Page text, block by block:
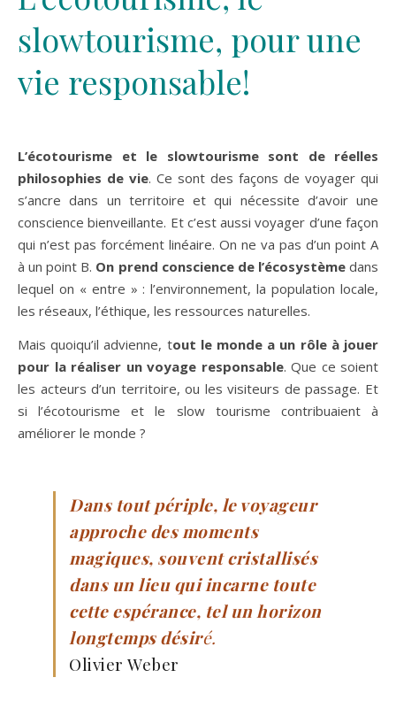
slowtourisme, pour une
vie responsable!
L’écotourisme et le slowtourisme sont de réelles
philosophies de vie. Ce sont des façons de voyager qui
s’ancre dans un territoire et qui nécessite d’avoir une
conscience bienveillante. Et c’est aussi voyager d’une façon
qui n’est pas forcément linéaire. On ne va pas d’un point A
à un point B. On prend conscience de l’écosystèmedans
lequel on « entre » : l’environnement, la population locale,
les réseaux, l’éthique, les ressources naturelles.
Mais quoiqu’il advienne, tout le monde a un rôle à jouer
pour la réaliser un voyage responsable. Que ce soient
les acteurs d’un territoire, ou les visiteurs de passage. Et
si l’écotourisme et le slow tourisme contribuaient à
améliorer le monde ?
Dans tout périple, le voyageur
approche des moments
magiques, souvent cristallisés
dans un lieu qui incarne toute
cette espérance, tel un horizon
longtemps désiré.
Olivier Weber